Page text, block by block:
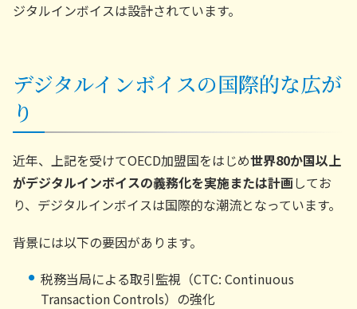
ジタルインボイスは設計されています。
デジタルインボイスの国際的な広が
り
近年、上記を受けてOECD加盟国をはじめ世界80か国以上
がデジタルインボイスの義務化を実施または計画してお
り、デジタルインボイスは国際的な潮流となっています。
背景には以下の要因があります。
税務当局による取引監視（CTC: Continuous
Transaction Controls）の強化